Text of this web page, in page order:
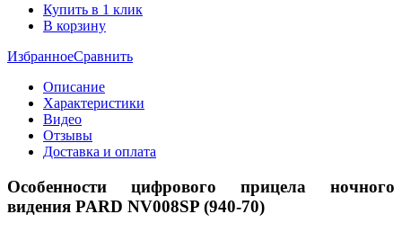
Купить в 1 клик
В корзину
ИзбранноеСравнить
Описание
Характеристики
Видео
Отзывы
Доставка и оплата
Особенности цифрового прицела ночного
видения PARD NV008SP (940-70)